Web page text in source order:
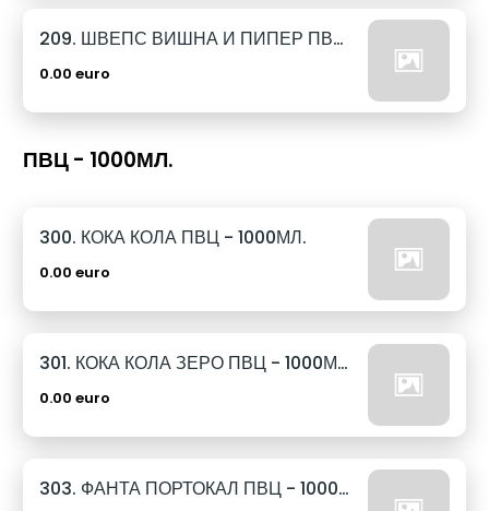
209. ШВЕПС ВИШНА И ПИПЕР ПВЦ - 500МЛ.
0.00 euro
ПВЦ - 1000МЛ.
300. КОКА КОЛА ПВЦ - 1000МЛ.
0.00 euro
301. КОКА КОЛА ЗЕРО ПВЦ - 1000МЛ.
0.00 euro
303. ФАНТА ПОРТОКАЛ ПВЦ - 1000МЛ.